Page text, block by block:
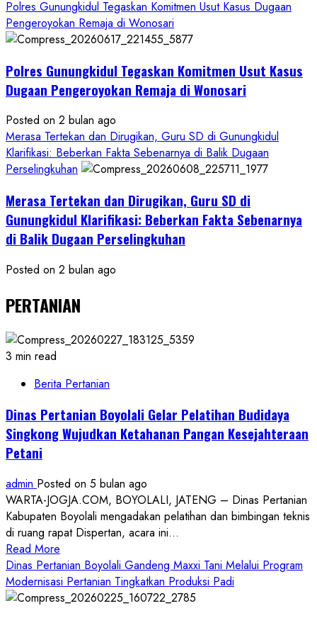
Polres Gunungkidul Tegaskan Komitmen Usut Kasus Dugaan
Pengeroyokan Remaja di Wonosari
Polres Gunungkidul Tegaskan Komitmen Usut Kasus
Dugaan Pengeroyokan Remaja di Wonosari
Posted on 2 bulan ago
Merasa Tertekan dan Dirugikan, Guru SD di Gunungkidul
Klarifikasi: Beberkan Fakta Sebenarnya di Balik Dugaan
Perselingkuhan
Merasa Tertekan dan Dirugikan, Guru SD di
Gunungkidul Klarifikasi: Beberkan Fakta Sebenarnya
di Balik Dugaan Perselingkuhan
Posted on 2 bulan ago
PERTANIAN
3 min read
Berita Pertanian
Dinas Pertanian Boyolali Gelar Pelatihan Budidaya
Singkong Wujudkan Ketahanan Pangan Kesejahteraan
Petani
admin Posted on 5 bulan ago
WARTA-JOGJA.COM, BOYOLALI, JATENG – Dinas Pertanian
Kabupaten Boyolali mengadakan pelatihan dan bimbingan teknis
di ruang rapat Dispertan, acara ini...
Read More
more
about
Dinas
Dinas Pertanian Boyolali Gandeng Maxxi Tani Melalui Program
Modernisasi Pertanian Tingkatkan Produksi Padi